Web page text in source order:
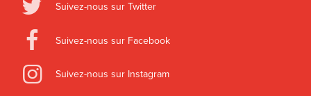
Suivez-nous sur Twitter
Suivez-nous sur Facebook
Suivez-nous sur Instagram